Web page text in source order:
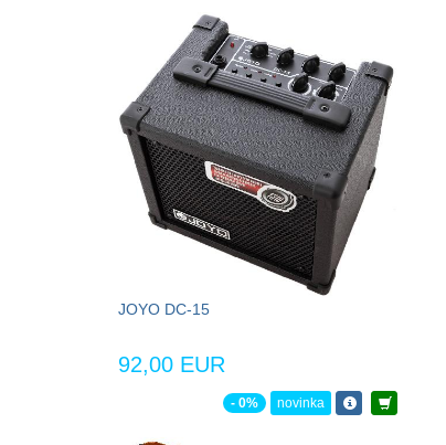
JOYO DC-15
92,00 EUR
- 0% novinka